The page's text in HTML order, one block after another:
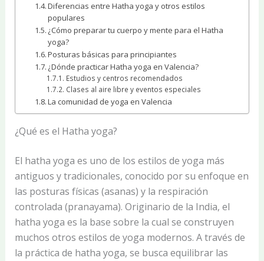
Diferencias entre Hatha yoga y otros estilos
populares
¿Cómo preparar tu cuerpo y mente para el Hatha
yoga?
Posturas básicas para principiantes
¿Dónde practicar Hatha yoga en Valencia?
Estudios y centros recomendados
Clases al aire libre y eventos especiales
La comunidad de yoga en Valencia
¿Qué es el Hatha yoga?
El hatha yoga es uno de los estilos de yoga más
antiguos y tradicionales, conocido por su enfoque en
las posturas físicas (asanas) y la respiración
controlada (pranayama). Originario de la India, el
hatha yoga es la base sobre la cual se construyen
muchos otros estilos de yoga modernos. A través de
la práctica de hatha yoga, se busca equilibrar las